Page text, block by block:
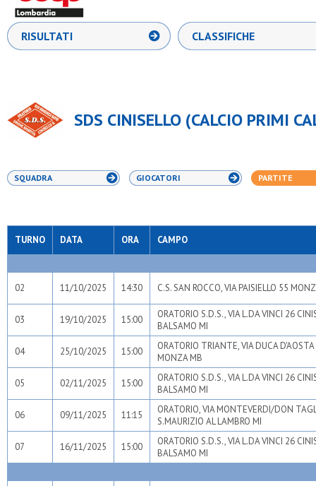
RISULTATI CLASSIFICHE
SDS CINISELLO (CALCIO PRIMI
SQUADRA GIOCATORI PARTITE
TURNO DATA ORA CAMPO
02 11/10/2025 14:30 C.S. SAN ROCCO, VIA PAISIELLO 55
03 19/10/2025 15:00
ORATORIO S.D.S., VIA L.DA VINCI 26
BALSAMO MI
04 25/10/2025 15:00
ORATORIO TRIANTE, VIA DUCA
MONZA MB
05 02/11/2025 15:00
ORATORIO S.D.S., VIA L.DA VINCI 26
BALSAMO MI
06 09/11/2025 11:15
ORATORIO, VIA MONTEVERDI/DON
S.MAURIZIO AL LAMBRO MI
07 16/11/2025 15:00
ORATORIO S.D.S., VIA L.DA VINCI 26
BALSAMO MI